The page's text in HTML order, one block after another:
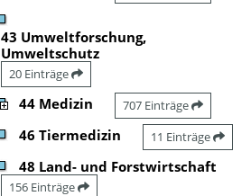
43 Umweltforschung,
Umweltschutz
20 Einträge
44 Medizin 707 Einträge
46 Tiermedizin 11 Einträge
48 Land- und Forstwirtschaft
156 Einträge